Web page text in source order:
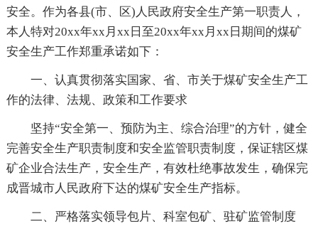
安全。作为各县(市、区)人民政府安全生产第一职责人，
本人特对20xx年xx月xx日至20xx年xx月xx日期间的煤矿
安全生产工作郑重承诺如下：
一、认真贯彻落实国家、省、市关于煤矿安全生产工
作的法律、法规、政策和工作要求
坚持“安全第一、预防为主、综合治理”的方针，健全
完善安全生产职责制度和安全监管职责制度，保证辖区煤
矿企业合法生产，安全生产，有效杜绝事故发生，确保完
成晋城市人民政府下达的煤矿安全生产指标。
二、严格落实领导包片、科室包矿、驻矿监管制度